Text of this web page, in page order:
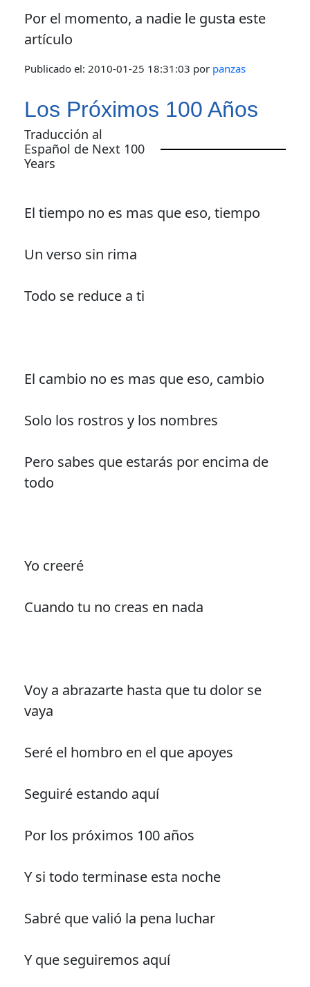
Por el momento, a nadie le gusta este
artículo
Publicado el: 2010-01-25 18:31:03 por panzas
Los Próximos 100 Años
Traducción al
Español de Next 100
Years
El tiempo no es mas que eso, tiempo
Un verso sin rima
Todo se reduce a ti
El cambio no es mas que eso, cambio
Solo los rostros y los nombres
Pero sabes que estarás por encima de
todo
Yo creeré
Cuando tu no creas en nada
Voy a abrazarte hasta que tu dolor se
vaya
Seré el hombro en el que apoyes
Seguiré estando aquí
Por los próximos 100 años
Y si todo terminase esta noche
Sabré que valió la pena luchar
Y que seguiremos aquí